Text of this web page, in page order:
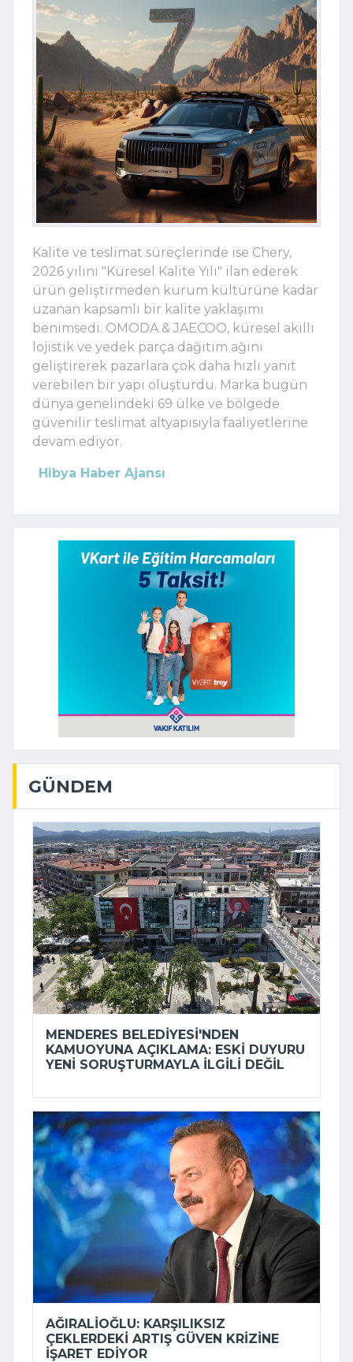
Kalite ve teslimat süreçlerinde ise Chery,
2026 yılını "Küresel Kalite Yılı" ilan ederek
ürün geliştirmeden kurum kültürüne kadar
uzanan kapsamlı bir kalite yaklaşımı
benimsedi. OMODA & JAECOO, küresel akıllı
lojistik ve yedek parça dağıtım ağını
geliştirerek pazarlara çok daha hızlı yanıt
verebilen bir yapı oluşturdu. Marka bugün
dünya genelindeki 69 ülke ve bölgede
güvenilir teslimat altyapısıyla faaliyetlerine
devam ediyor.
Hibya Haber Ajansı
GÜNDEM
MENDERES BELEDIYESI'NDEN
KAMUOYUNA AÇIKLAMA: ESKI DUYURU
YENI SORUŞTURMAYLA ILGILI DEĞIL
AĞIRALIOĞLU: KARŞILIKSIZ
ÇEKLERDEKI ARTIŞ GÜVEN KRIZINE
IŞARET EDIYOR